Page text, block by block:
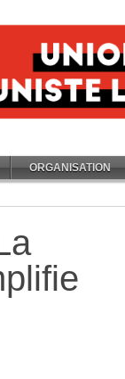
ORGANISATION